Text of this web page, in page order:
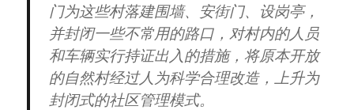
门为这些村落建围墙、安街门、设岗亭，
并封闭一些不常用的路口，对村内的人员
和车辆实行持证出入的措施，将原本开放
的自然村经过人为科学合理改造，上升为
封闭式的社区管理模式。